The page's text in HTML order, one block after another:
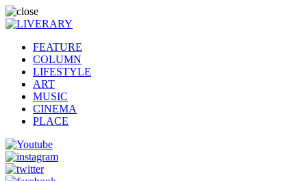
FEATURE
COLUMN
LIFESTYLE
ART
MUSIC
CINEMA
PLACE